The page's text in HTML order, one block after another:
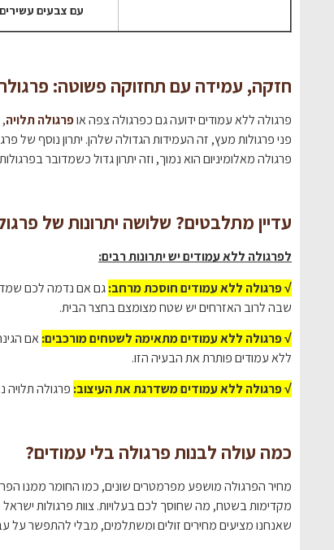
עם צבעים
חזקה, עמידה עם תחזוקה פשוטה:
פרגולה ללא עמודים ידועה גם כפרגולה צפה אופרגולה תלויה,
פני פרגולות מעץ, זה העמידות הגדולה שלהן. יתרון נוסף של
פרגולה מאלומיניום הוא נמוך, וזה יתרון גדול כשמדובר
עדיין מתלבטים? שלושה יתרונות של
לפרגולה ללא עמודים יש יתרונות רבים:
√ פרגולה ללא עמודים חוסכת מרחב:גם אם נדמה לכם
שבה לרוב האזרחים יש שטח מצומצם בחצר הבית.
√ פרגולה ללא עמודים מתאימה לשטחים מורכבים:אם
ללא עמודים פותרת את הבעיה הזו.
√ פרגולה ללא עמודים משדרגת את העיצוב: פרגולה תלויה
כמה עולה לבנות פרגולה בלי עמודים?
מחיר הפרגולה מושפע מפרמטרים שונים, כמו החומר ממנו
מקדימות בשטח, מה שחוסך לכם בעלויות. צוות פרגולות
שאנחנו מציעים מחירים זולים ומשתלמים, מבלי להתפשר על